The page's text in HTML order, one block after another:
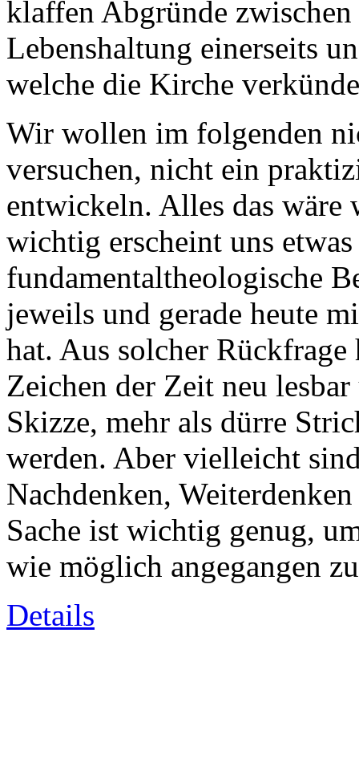
klaffen Abgründe
Lebenshaltung einerseits
welche die Kirche
Wir wollen im folgenden
versuchen, nicht ein
entwickeln. Alles das
wichtig erscheint uns etwas
fundamentaltheologische
jeweils und gerade heute
hat. Aus solcher
Zeichen der Zeit neu
Skizze, mehr als dürre
werden. Aber vielleicht
Nachdenken,
Sache ist wichtig genug,
wie möglich angegangen
Details